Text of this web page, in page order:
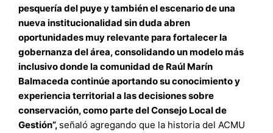
pesquería del puye y también el escenario de una
nueva institucionalidad sin duda abren
oportunidades muy relevante para fortalecer la
gobernanza del área, consolidando un modelo más
inclusivo donde la comunidad de Raúl Marín
Balmaceda continúe aportando su conocimiento y
experiencia territorial a las decisiones sobre
conservación, como parte del Consejo Local de
Gestión”, señaló agregando que la historia del ACMU